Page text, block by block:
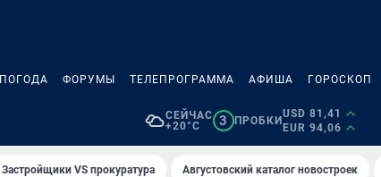
ПОГОДА ФОРУМЫ ТЕЛЕПРОГРАММА АФИША ГОРОСКОП
СЕЙЧАС
+20°C
3 ПРОБКИ
USD 81,41
EUR 94,06
Застройщики VS прокуратура Августовский каталог новостроек